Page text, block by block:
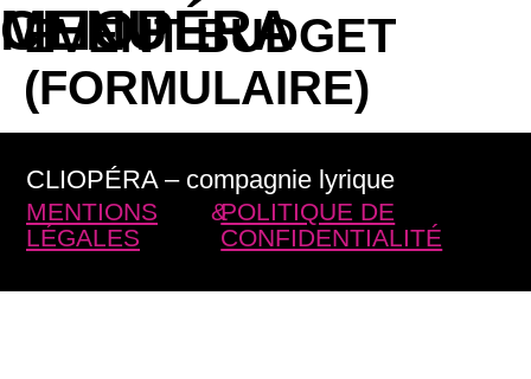
CLIOPÉRA
MENU
EVENT BUDGET
(FORMULAIRE)
CLIOPÉRA – compagnie lyrique
MENTIONS
LÉGALES
&POLITIQUE DE
CONFIDENTIALITÉ